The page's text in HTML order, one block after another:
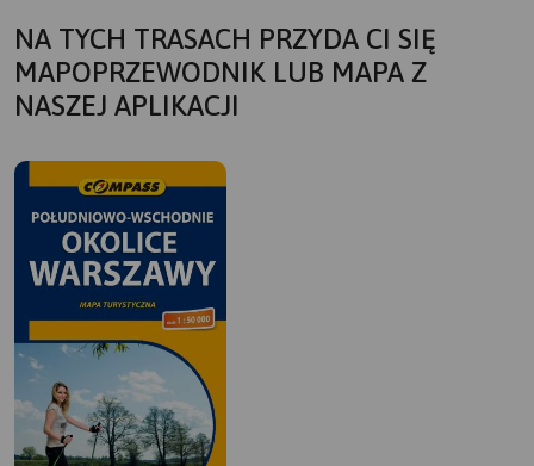
NA TYCH TRASACH PRZYDA CI SIĘ
MAPOPRZEWODNIK LUB MAPA Z
NASZEJ APLIKACJI